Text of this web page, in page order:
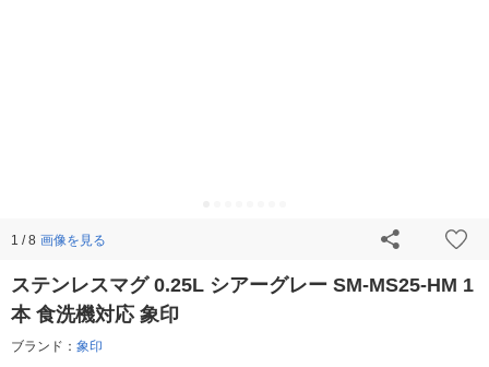
1 / 8 画像を見る
ステンレスマグ 0.25L シアーグレー SM-MS25-HM 1
本 食洗機対応 象印
ブランド： 象印